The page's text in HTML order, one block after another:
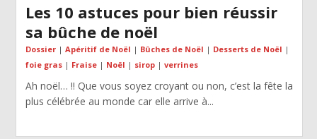
Les 10 astuces pour bien réussir
sa bûche de noël
Dossier| Apéritif de Noël | Bûches de Noël | Desserts de Noël |
foie gras| Fraise| Noël | sirop| verrines
Ah noël… !! Que vous soyez croyant ou non, c’est la fête la
plus célébrée au monde car elle arrive à...